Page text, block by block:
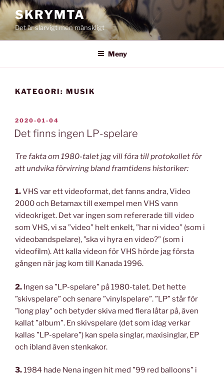
Hoppa
innehåll
SKRYMTA
Det är slarvigt men mänskligt
Meny
KATEGORI: MUSIK
PUBLICERAT
2020-01-04
Det finns ingen LP-spelare
Tre fakta om 1980-talet jag vill föra till protokollet för
att undvika förvirring bland framtidens historiker:
1.VHS var ett videoformat, det fanns andra, Video
2000 och Betamax till exempel men VHS vann
videokriget. Det var ingen som refererade till video
som VHS, vi sa ”video” helt enkelt, ”har ni video” (som i
videobandspelare), ”ska vi hyra en video?” (som i
videofilm). Att kalla videon för VHS hörde jag första
gången när jag kom till Kanada 1996.
2. Ingen sa ”LP-spelare” på 1980-talet. Det hette
”skivspelare” och senare ”vinylspelare”. ”LP” står för
”long play” och betyder skiva med flera låtar på, även
kallat ”album”. En skivspelare (det som idag verkar
kallas ”LP-spelare”) kan spela singlar, maxisinglar, EP
och ibland även stenkakor.
3.1984 hade Nena ingen hit med ”99 red balloons” i